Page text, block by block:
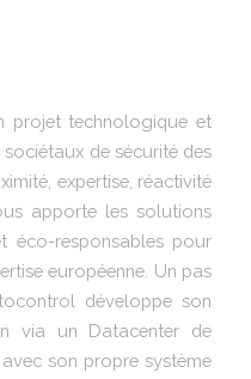
projet technologique et
de sécurité des
expertise, réactivité
apporte les solutions
éco-responsables pour
européenne. Un pas
développe son
via un Datacenter de
son propre système